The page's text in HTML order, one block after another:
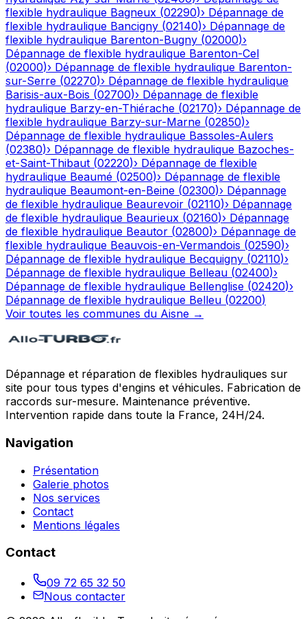
flexible hydraulique Bagneux (02290)› Dépannage de
flexible hydraulique Bancigny (02140)› Dépannage de
flexible hydraulique Barenton-Bugny (02000)›
Dépannage de flexible hydraulique Barenton-Cel
(02000)› Dépannage de flexible hydraulique Barenton-
sur-Serre (02270)› Dépannage de flexible hydraulique
Barisis-aux-Bois (02700)› Dépannage de flexible
hydraulique Barzy-en-Thiérache (02170)› Dépannage de
flexible hydraulique Barzy-sur-Marne (02850)›
Dépannage de flexible hydraulique Bassoles-Aulers
(02380)› Dépannage de flexible hydraulique Bazoches-
et-Saint-Thibaut (02220)› Dépannage de flexible
hydraulique Beaumé (02500)› Dépannage de flexible
hydraulique Beaumont-en-Beine (02300)› Dépannage
de flexible hydraulique Beaurevoir (02110)› Dépannage
de flexible hydraulique Beaurieux (02160)› Dépannage
de flexible hydraulique Beautor (02800)› Dépannage de
flexible hydraulique Beauvois-en-Vermandois (02590)›
Dépannage de flexible hydraulique Becquigny (02110)›
Dépannage de flexible hydraulique Belleau (02400)›
Dépannage de flexible hydraulique Bellenglise (02420)›
Dépannage de flexible hydraulique Belleu (02200)
Voir toutes les communes du Aisne →
Dépannage et réparation de flexibles hydrauliques sur
site pour tous types d'engins et véhicules. Fabrication de
raccords sur-mesure. Maintenance préventive.
Intervention rapide dans toute la France, 24H/24.
Navigation
Présentation
Galerie photos
Nos services
Contact
Mentions légales
Contact
09 72 65 32 50
Nous contacter